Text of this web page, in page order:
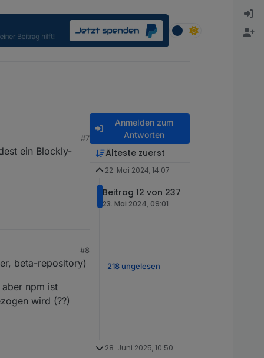
#7
ein Blockly-
#8
beta-repository)
npm ist
wird (??)
Anmelden zum
Antworten
Älteste zuerst
22. Mai 2024, 14:07
Beitrag 12 von 237
23. Mai 2024, 09:01
218 ungelesen
28. Juni 2025, 10:50